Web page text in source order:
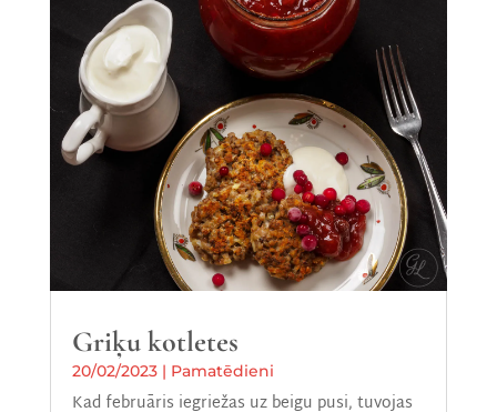
Griķu kotletes
20/02/2023| Pamatēdieni
Kad februāris iegriežas uz beigu pusi, tuvojas